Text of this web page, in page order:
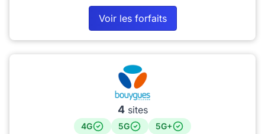
Voir les forfaits
4sites
4G 5G
5G+